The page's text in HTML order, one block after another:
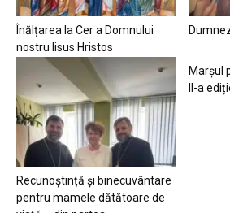
Înălțarea la Cer a Domnului
nostru Iisus Hristos
Recunoștință și binecuvântare
pentru mamele dătătoare de
Marșul
II-a